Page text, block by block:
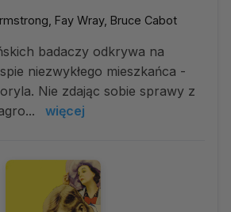
Fay Wray, Bruce Cabot
badaczy odkrywa na
niezwykłego mieszkańca -
Nie zdając sobie sprawy z
więcej